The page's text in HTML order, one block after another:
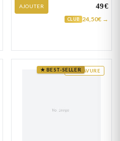
AJOUTER 49€
CLUB 24,50€ →
GRAVURE
★ BEST-SELLER